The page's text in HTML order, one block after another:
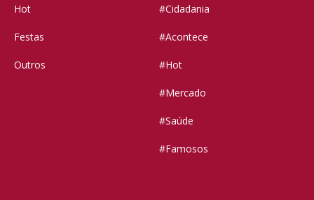
Hot
Festas
Outros
#Cidadania
#Acontece
#Hot
#Mercado
#Saúde
#Famosos